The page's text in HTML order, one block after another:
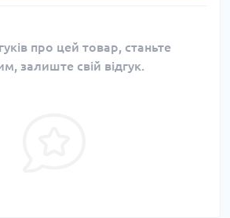
про цей товар, станьте
залиште свій відгук.